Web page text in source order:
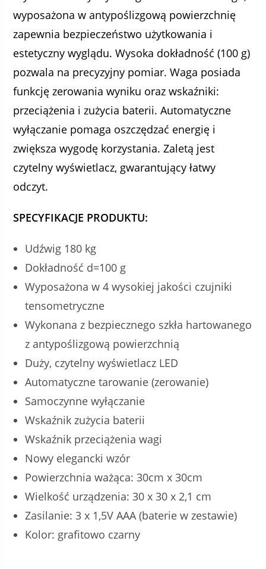
wyposażona w antypoślizgową powierzchnię
zapewnia bezpieczeństwo użytkowania i
estetyczny wyglądu. Wysoka dokładność (100 g)
pozwala na precyzyjny pomiar. Waga posiada
funkcję zerowania wyniku oraz wskaźniki:
przeciążenia i zużycia baterii. Automatyczne
wyłączanie pomaga oszczędzać energię i
zwiększa wygodę korzystania. Zaletą jest
czytelny wyświetlacz, gwarantujący łatwy
odczyt.
SPECYFIKACJE PRODUKTU:
Udźwig 180 kg
Dokładność d=100 g
Wyposażona w 4 wysokiej jakości czujniki
tensometryczne
Wykonana z bezpiecznego szkła hartowanego
z antypoślizgową powierzchnią
Duży, czytelny wyświetlacz LED
Automatyczne tarowanie (zerowanie)
Samoczynne wyłączanie
Wskaźnik zużycia baterii
Wskaźnik przeciążenia wagi
Nowy elegancki wzór
Powierzchnia ważąca: 30cm x 30cm
Wielkość urządzenia: 30 x 30 x 2,1 cm
Zasilanie: 3 x 1,5V AAA (baterie w zestawie)
Kolor: grafitowo czarny